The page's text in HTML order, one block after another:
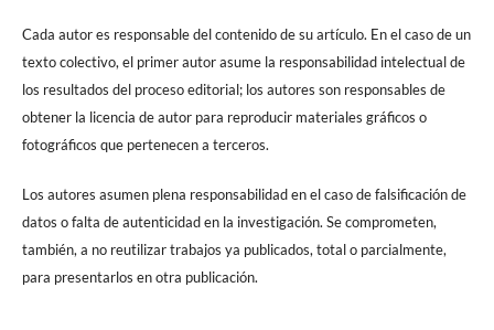
Cada autor es responsable del contenido de su artículo. En el caso de un
texto colectivo, el primer autor asume la responsabilidad intelectual de
los resultados del proceso editorial; los autores son responsables de
obtener la licencia de autor para reproducir materiales gráficos o
fotográficos que pertenecen a terceros.
Los autores asumen plena responsabilidad en el caso de falsificación de
datos o falta de autenticidad en la investigación. Se comprometen,
también, a no reutilizar trabajos ya publicados, total o parcialmente,
para presentarlos en otra publicación.